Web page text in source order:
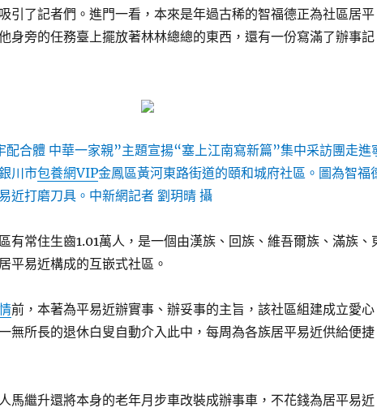
引了記者們。進門一看，本來是年過古稀的智福德正為社區居平
身旁的任務臺上擺放著林林總總的東西，還有一份寫滿了辦事記
配合體 中華一家親”主題宣揚“塞上江南寫新篇”集中采訪團走進
川市包養網VIP金鳳區黃河東路街道的頤和城府社區。圖為智福
近打磨刀具。中新網記者 劉玥晴 攝
有常住生齒1.01萬人，是一個由漢族、回族、維吾爾族、滿族、
平易近構成的互嵌式社區。
前，本著為平易近辦實事、辦妥事的主旨，該社區組建成立愛心
無所長的退休白叟自動介入此中，每周為各族居平易近供給便捷
馬繼升還將本身的老年月步車改裝成辦事車，不花錢為居平易近